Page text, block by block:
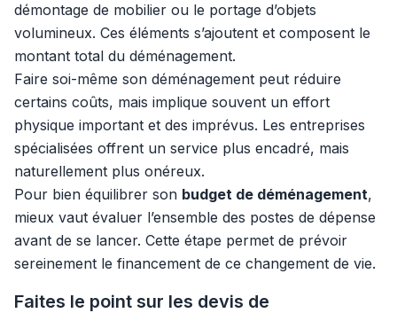
démontage de mobilier ou le portage d’objets
volumineux. Ces éléments s’ajoutent et composent le
montant total du déménagement.
Faire soi-même son déménagement peut réduire
certains coûts, mais implique souvent un effort
physique important et des imprévus. Les entreprises
spécialisées offrent un service plus encadré, mais
naturellement plus onéreux.
Pour bien équilibrer son budget de déménagement,
mieux vaut évaluer l’ensemble des postes de dépense
avant de se lancer. Cette étape permet de prévoir
sereinement le financement de ce changement de vie.
Faites le point sur les devis de